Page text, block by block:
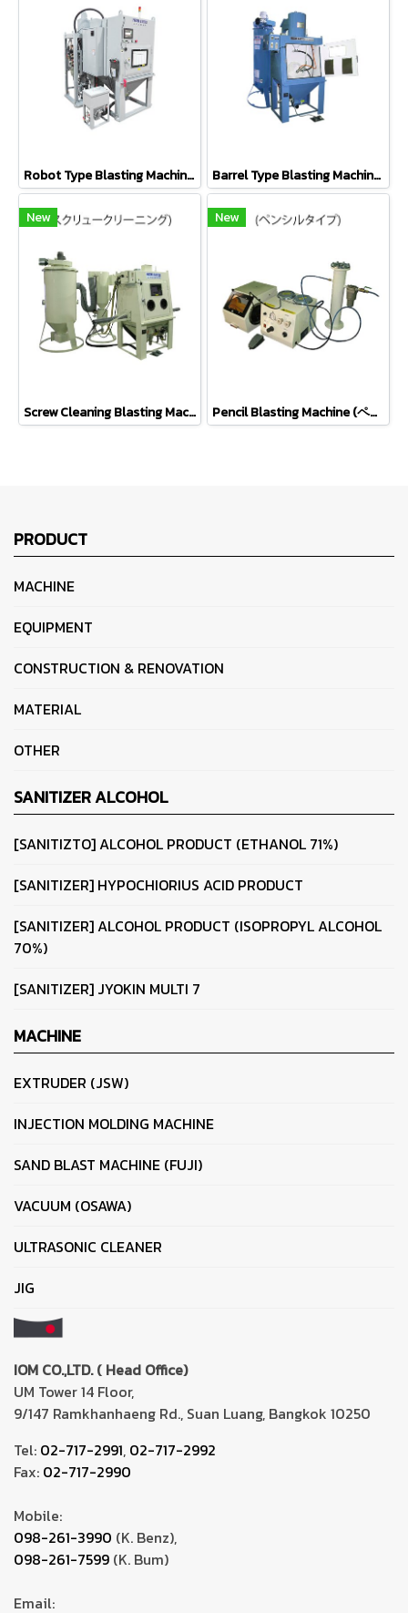
Robot Type Blasting Machine (ロボットタイプ) Barrel Type Blasting Machine (バレルタイプ)
New
Screw Cleaning Blasting Machine (スクリュークリーニング)
New
Pencil Blasting Machine (ペンシルタイプ)
PRODUCT
MACHINE
EQUIPMENT
CONSTRUCTION & RENOVATION
MATERIAL
OTHER
SANITIZER ALCOHOL
[SANITIZTO] ALCOHOL PRODUCT (ETHANOL 71%)
[SANITIZER] HYPOCHIORIUS ACID PRODUCT
[SANITIZER] ALCOHOL PRODUCT (ISOPROPYL ALCOHOL
70%)
[SANITIZER] JYOKIN MULTI 7
MACHINE
EXTRUDER (JSW)
INJECTION MOLDING MACHINE
SAND BLAST MACHINE (FUJI)
VACUUM (OSAWA)
ULTRASONIC CLEANER
JIG
IOM CO.,LTD. ( Head Office)
UM Tower 14 Floor,
9/147 Ramkhanhaeng Rd., Suan Luang, Bangkok 10250
Tel: 02-717-2991, 02-717-2992
Fax: 02-717-2990
Mobile:
098-261-3990 (K. Benz),
098-261-7599 (K. Bum)
Email: